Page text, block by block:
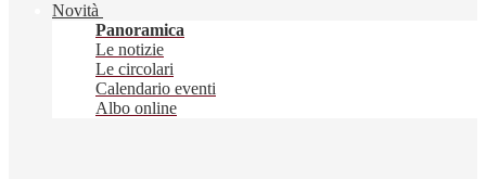
Novità
Panoramica
Le notizie
Le circolari
Calendario eventi
Albo online